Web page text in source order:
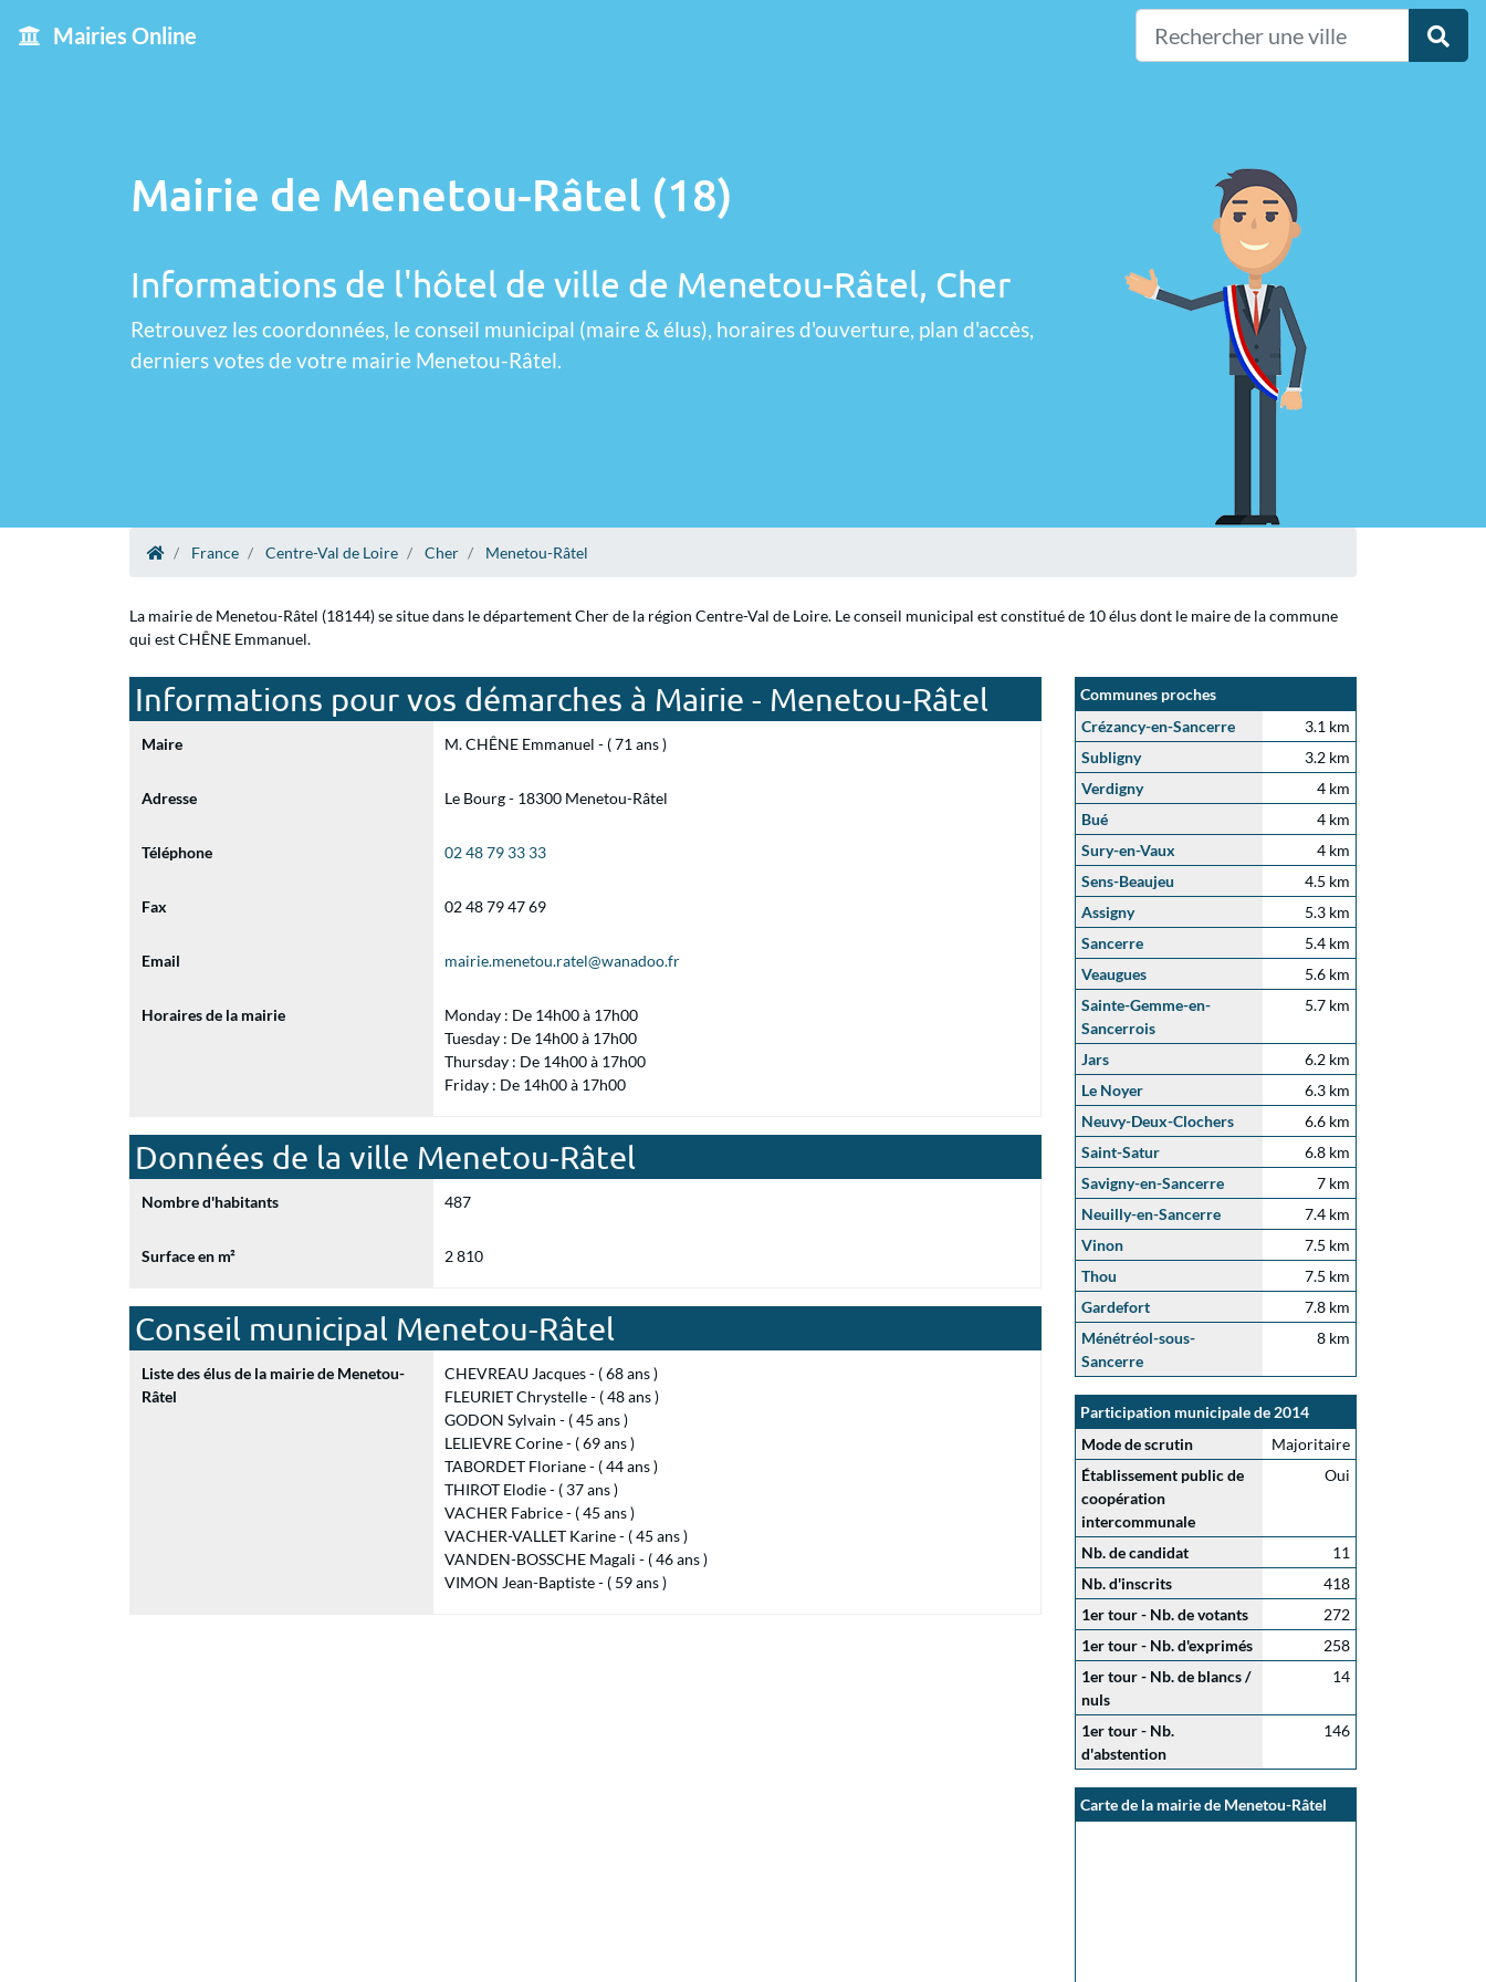
Mairies Online
Mairie de Menetou-Râtel (18)
Informations de l'hôtel de ville de Menetou-Râtel, Cher
Retrouvez les coordonnées, le conseil municipal (maire & élus), horaires d'ouverture, plan d'accès,
derniers votes de votre mairie Menetou-Râtel.
France Centre-Val de Loire Cher Menetou-Râtel
La mairie de Menetou-Râtel (18144) se situe dans le département Cher de la région Centre-Val de Loire. Le conseil municipal est constitué de 10 élus dont le maire de la commune
qui est CHÊNE Emmanuel.
Informations pour vos démarches à Mairie - Menetou-Râtel
Maire M. CHÊNE Emmanuel - ( 71 ans )
Adresse Le Bourg - 18300 Menetou-Râtel
Téléphone 02 48 79 33 33
Fax 02 48 79 47 69
Email mairie.menetou.ratel@wanadoo.fr
Horaires de la mairie
Monday : De 14h00 à 17h00
Tuesday : De 14h00 à 17h00
Thursday : De 14h00 à 17h00
Friday : De 14h00 à 17h00
Données de la ville Menetou-Râtel
Nombre d'habitants 487
Surface en m² 2 810
Conseil municipal Menetou-Râtel
Liste des élus de la mairie de Menetou-
Râtel
CHEVREAU Jacques - ( 68 ans )
FLEURIET Chrystelle - ( 48 ans )
GODON Sylvain - ( 45 ans )
LELIEVRE Corine - ( 69 ans )
TABORDET Floriane - ( 44 ans )
THIROT Elodie - ( 37 ans )
VACHER Fabrice - ( 45 ans )
VACHER-VALLET Karine - ( 45 ans )
VANDEN-BOSSCHE Magali - ( 46 ans )
VIMON Jean-Baptiste - ( 59 ans )
Communes proches
Crézancy-en-Sancerre
3.1 km
Subligny
3.2 km
Verdigny
4 km
Bué
4 km
Sury-en-Vaux
4 km
Sens-Beaujeu
4.5 km
Assigny
5.3 km
Sancerre
5.4 km
Veaugues
5.6 km
Sainte-Gemme-en-
Sancerrois
5.7 km
Jars
6.2 km
Le Noyer
6.3 km
Neuvy-Deux-Clochers
6.6 km
Saint-Satur
6.8 km
Savigny-en-Sancerre
7 km
Neuilly-en-Sancerre
7.4 km
Vinon
7.5 km
Thou
7.5 km
Gardefort
7.8 km
Ménétréol-sous-
Sancerre
8 km
Participation municipale de 2014
Mode de scrutin
Majoritaire
Établissement public de
coopération
intercommunale
Oui
Nb. de candidat
11
Nb. d'inscrits
418
1er tour - Nb. de votants
272
1er tour - Nb. d'exprimés
258
1er tour - Nb. de blancs /
nuls
14
1er tour - Nb.
d'abstention
146
Carte de la mairie de Menetou-Râtel